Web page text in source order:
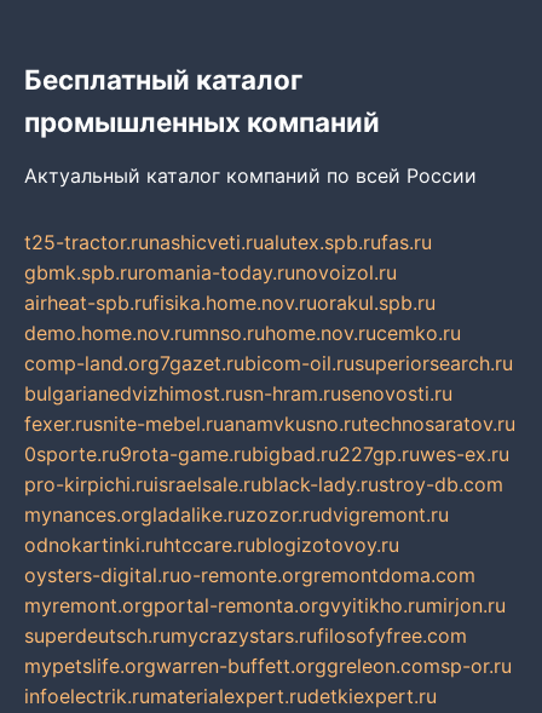
Бесплатный каталог
промышленных компаний
Актуальный каталог компаний по всей России
t25-tractor.runashicveti.rualutex.spb.rufas.ru
gbmk.spb.ruromania-today.runovoizol.ru
airheat-spb.rufisika.home.nov.ruorakul.spb.ru
demo.home.nov.rumnso.ruhome.nov.rucemko.ru
comp-land.org7gazet.rubicom-oil.rusuperiorsearch.ru
bulgarianedvizhimost.rusn-hram.rusenovosti.ru
fexer.rusnite-mebel.ruanamvkusno.rutechnosaratov.ru
0sporte.ru9rota-game.rubigbad.ru227gp.ruwes-ex.ru
pro-kirpichi.ruisraelsale.rublack-lady.rustroy-db.com
mynances.orgladalike.ruzozor.rudvigremont.ru
odnokartinki.ruhtccare.rublogizotovoy.ru
oysters-digital.ruo-remonte.orgremontdoma.com
myremont.orgportal-remonta.orgvyitikho.rumirjon.ru
superdeutsch.rumycrazystars.rufilosofyfree.com
mypetslife.orgwarren-buffett.orggreleon.comsp-or.ru
infoelectrik.rumaterialexpert.rudetkiexpert.ru